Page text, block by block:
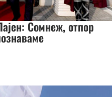
Сомнеж, отпор